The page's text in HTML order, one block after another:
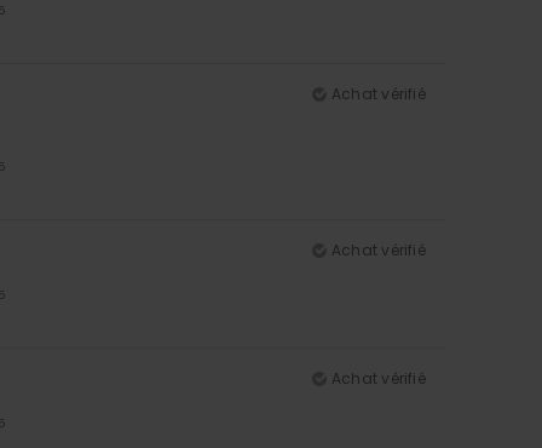
Achat vérifié
Achat vérifié
Achat vérifié